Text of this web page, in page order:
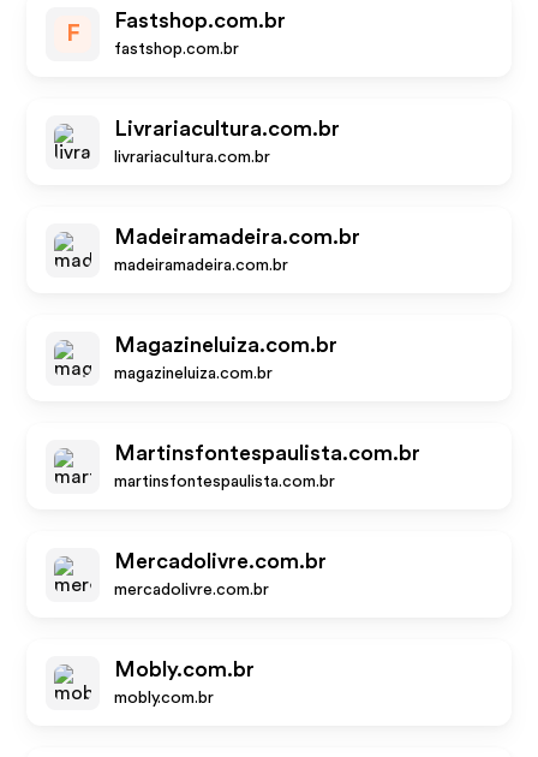
F
Fastshop.com.br
fastshop.com.br
Livrariacultura.com.br
livrariacultura.com.br
Madeiramadeira.com.br
madeiramadeira.com.br
Magazineluiza.com.br
magazineluiza.com.br
Martinsfontespaulista.com.br
martinsfontespaulista.com.br
Mercadolivre.com.br
mercadolivre.com.br
Mobly.com.br
mobly.com.br